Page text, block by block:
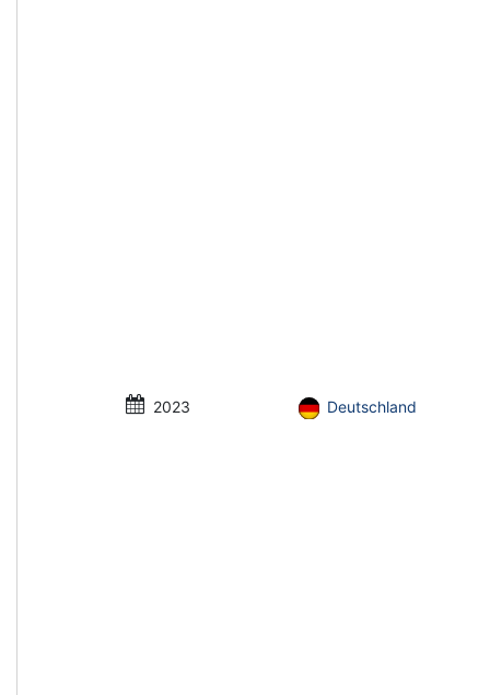
2023 Deutschland